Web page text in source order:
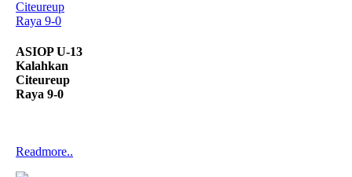
ASIOP U-13
Kalahkan
Citeureup
Raya 9-0
Readmore..